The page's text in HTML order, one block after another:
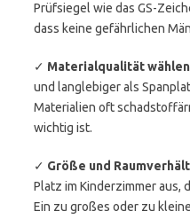
Prüfsiegel wie das GS-
dass keine gefährlichen
✓ Materialqualität
und langlebiger als
Materialien oft
wichtig ist.
✓ Größe und
Platz im Kinderzimmer aus,
Ein zu großes oder zu